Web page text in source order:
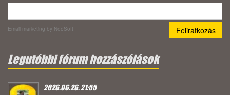
Email marketing by NeoSoft
Legutóbbi fórum hozzászólások
2026.06.26. 21:55